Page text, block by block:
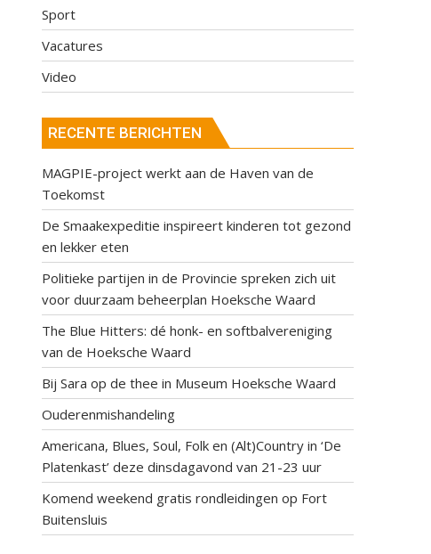
Sport
Vacatures
Video
RECENTE BERICHTEN
MAGPIE-project werkt aan de Haven van de
Toekomst
De Smaakexpeditie inspireert kinderen tot gezond
en lekker eten
Politieke partijen in de Provincie spreken zich uit
voor duurzaam beheerplan Hoeksche Waard
The Blue Hitters: dé honk- en softbalvereniging
van de Hoeksche Waard
Bij Sara op de thee in Museum Hoeksche Waard
Ouderenmishandeling
Americana, Blues, Soul, Folk en (Alt)Country in ‘De
Platenkast’ deze dinsdagavond van 21-23 uur
Komend weekend gratis rondleidingen op Fort
Buitensluis